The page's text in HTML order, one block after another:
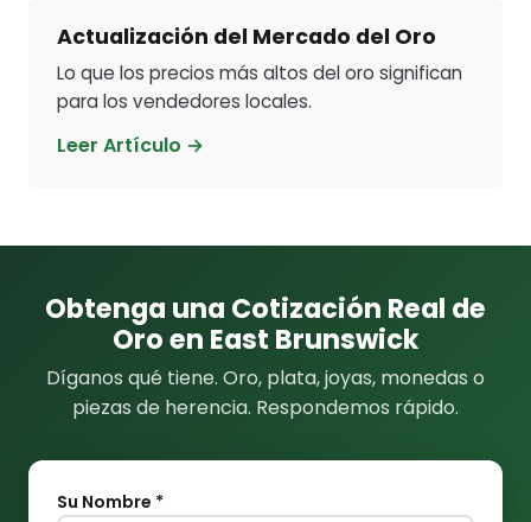
Actualización del Mercado del Oro
Lo que los precios más altos del oro significan
para los vendedores locales.
Leer Artículo →
Obtenga una Cotización Real de
Oro en East Brunswick
Díganos qué tiene. Oro, plata, joyas, monedas o
piezas de herencia. Respondemos rápido.
Su Nombre *